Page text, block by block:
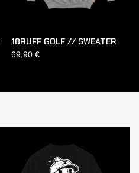
18RUFF GOLF // SWEATER
69,90 €